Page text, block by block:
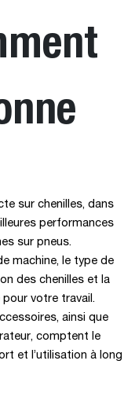
sur chenilles, dans
performances
sur pneus.
machine, le type de
des chenilles et la
votre travail.
ainsi que
comptent le
et l’utilisation à long